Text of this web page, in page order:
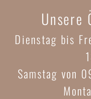
Unsere
Dienstag bis
Samstag von